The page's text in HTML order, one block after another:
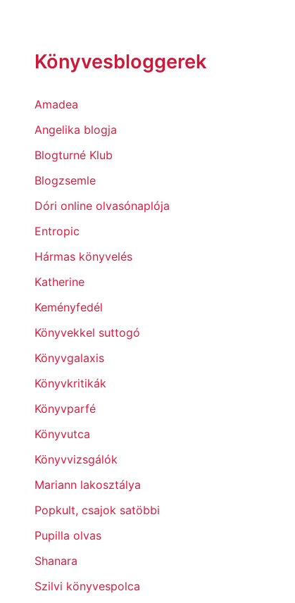
Könyvesbloggerek
Amadea
Angelika blogja
Blogturné Klub
Blogzsemle
Dóri online olvasónaplója
Entropic
Hármas könyvelés
Katherine
Keményfedél
Könyvekkel suttogó
Könyvgalaxis
Könyvkritikák
Könyvparfé
Könyvutca
Könyvvizsgálók
Mariann lakosztálya
Popkult, csajok satöbbi
Pupilla olvas
Shanara
Szilvi könyvespolca